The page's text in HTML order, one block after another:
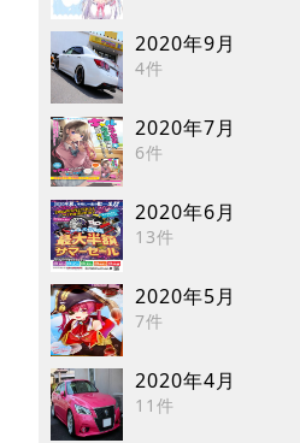
2020年9月
4件
2020年7月
6件
2020年6月
13件
2020年5月
7件
2020年4月
11件